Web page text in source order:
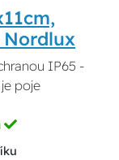
Nordlux
IP65 -
poje